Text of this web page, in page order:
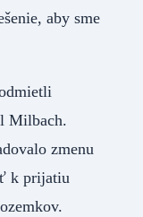
aby sme
Milbach.
zmenu
k prijatiu
pozemkov.